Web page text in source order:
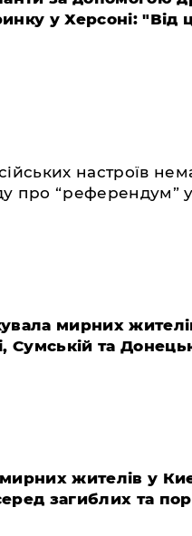
у Херсоні: "Від
настроїв
про “референдум”
мирних
Сумській та
жителів у
загиблих та